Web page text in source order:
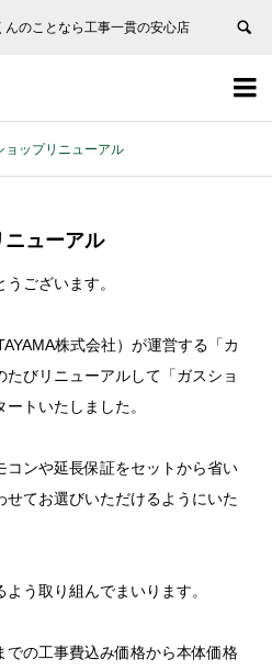
のことなら工事一貫の安心店


ョップリニューアル
ニューアル
ございます。
株式会社）が運営する「カ
びリニューアルして「ガスショ
トいたしました。
コンや延長保証をセットから省い
てお選びいただけるようにいた
う取り組んでまいります。
での工事費込み価格から本体価格